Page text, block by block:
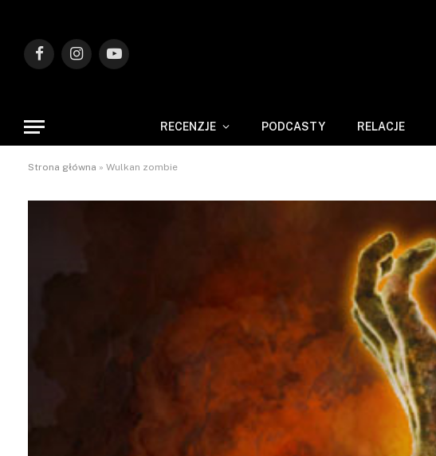
FacebookInstagramYouTube
RECENZJE PODCASTY RELACJE
Strona główna » Wulkan zombie